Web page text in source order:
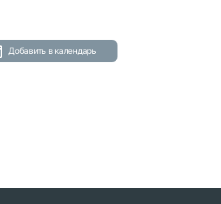
Добавить в календарь